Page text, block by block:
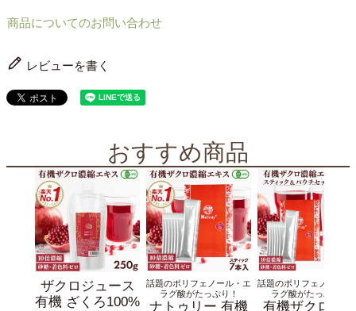
商品についてのお問い合わせ
レビューを書く
おすすめ商品
ザクロジュース
有機 ざくろ100%
話題のポリフェノール・エ
ラグ酸がたっぷり！
ナトゥリー 有機
話題のポリフェノール・
ラグ酸がたっぷり！
有機ザクロジ